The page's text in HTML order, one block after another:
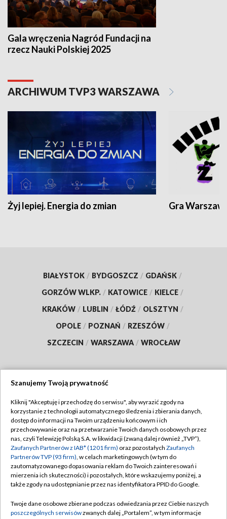
Gala wręczenia Nagród Fundacji na
rzecz Nauki Polskiej 2025
ARCHIWUM TVP3 WARSZAWA
Żyj lepiej. Energia do zmian Gra
BIAŁYSTOK / BYDGOSZCZ / GDAŃSK /
GORZÓW WLKP. / KATOWICE / KIELCE /
KRAKÓW / LUBLIN / ŁÓDŹ / OLSZTYN /
OPOLE / POZNAŃ / RZESZÓW /
SZCZECIN / WARSZAWA / WROCŁAW
TVP
Abonament TVP
Emisja w TVP
Centrum informacji TVP
Naziemna Telewizja Cyfrowa
Rada Programowa
Regulamin TVP
Polityka prywatności
Moje zgody
Pomoc
Kontakt
Szanujemy Twoją prywatność
Kliknij "Akceptuję i przechodzę do serwisu", aby wyrazić zgody na
korzystanie z technologii automatycznego śledzenia i zbierania danych,
dostęp do informacji na Twoim urządzeniu końcowym i ich
przechowywanie oraz na przetwarzanie Twoich danych osobowych przez
nas, czyli Telewizję Polską S.A. w likwidacji (zwaną dalej również „TVP”),
Zaufanych Partnerów z IAB* (1201 firm) oraz pozostałych Zaufanych
Partnerów TVP (93 firm), w celach marketingowych (w tym do
zautomatyzowanego dopasowania reklam do Twoich zainteresowań i
mierzenia ich skuteczności) i pozostałych, które wskazujemy poniżej, a
także zgody na udostępnianie przez nas identyfikatora PPID do Google.
Twoje dane osobowe zbierane podczas odwiedzania przez Ciebie naszych
poszczególnych serwisówzwanych dalej „Portalem”, w tym informacje